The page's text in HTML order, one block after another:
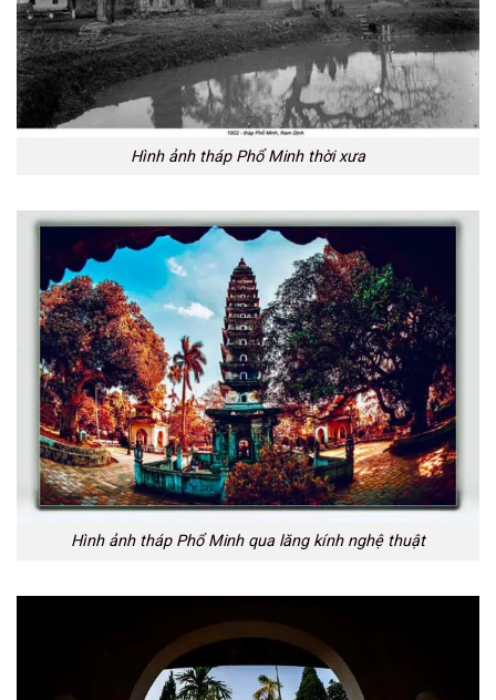
Hình ảnh tháp Phổ Minh thời xưa
Hình ảnh tháp Phổ Minh qua lăng kính nghệ thuật